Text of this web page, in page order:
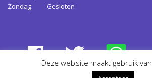
Zondag
Gesloten
Deze website maakt gebruik van